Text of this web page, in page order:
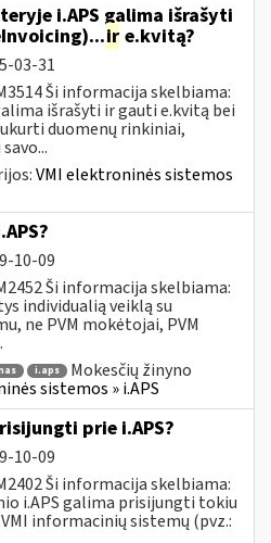
i.APS galima išrašyti
ir e.kvitą?
03-31
Ši informacija skelbiama:
išrašyti ir gauti e.kvitą bei
duomenų rinkiniai,
VMI elektroninės sistemos
10-09
Ši informacija skelbiama:
individualią veiklą su
ne PVM mokėtojai, PVM
i.aps
Mokesčių žinyno
sistemos » i.APS
prie i.APS?
10-09
Ši informacija skelbiama:
i.APS galima prisijungti tokiu
informacinių sistemų (pvz.: